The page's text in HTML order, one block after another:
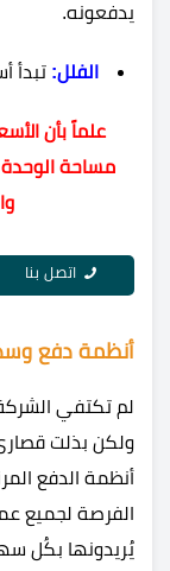
يدفعونه.
الفلل: تبدأ
علماً بأن
مساحة الوحدة
اتصل بنا
أنظمة دفع
لم تكتفي
ولكن بذلت
أنظمة الدفع
الفرصة لجميع
يُريدونها بكُل